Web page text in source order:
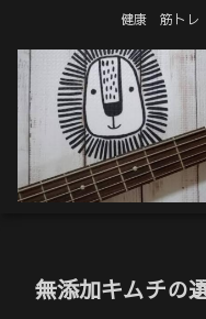
健康 筋トレ
無添加キムチの